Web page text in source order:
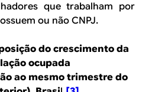
que trabalham por
ou não CNPJ.
do crescimento da
ocupada
ao mesmo trimestre do